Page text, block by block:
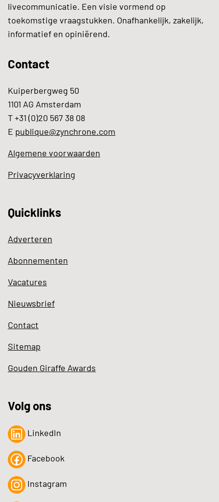
livecommunicatie. Een visie vormend op
toekomstige vraagstukken. Onafhankelijk, zakelijk,
informatief en opiniërend.
Contact
Kuiperbergweg 50
1101 AG Amsterdam
T +31 (0)20 567 38 08
E publique@zynchrone.com
Algemene voorwaarden
Privacyverklaring
Quicklinks
Adverteren
Abonnementen
Vacatures
Nieuwsbrief
Contact
Sitemap
Gouden Giraffe Awards
Volg ons
LinkedIn
Facebook
Instagram